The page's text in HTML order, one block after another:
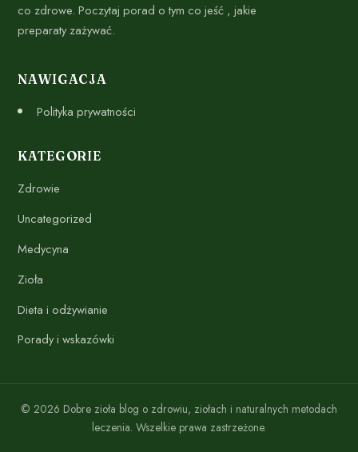
co zdrowe. Poczytaj porad o tym co jeść , jakie
preparaty zażywać.
NAWIGACJA
Polityka prywatności
KATEGORIE
Zdrowie
Uncategorized
Medycyna
Zioła
Dieta i odżywianie
Porady i wskazówki
© 2026 Dobre zioła blog o zdrowiu, ziołach i naturalnych metodach
leczenia. Wszelkie prawa zastrzeżone.